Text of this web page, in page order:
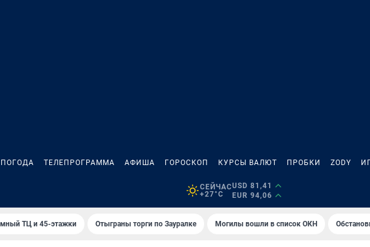
ПОГОДА ТЕЛЕПРОГРАММА АФИША ГОРОСКОП КУРСЫ ВАЛЮТ ПРОБКИ ZODY
СЕЙЧАС
+27°C
USD 81,41
EUR 94,06
ТЦ и 45-этажки Отыграны торги по Зауралке Могилы вошли в список ОКН